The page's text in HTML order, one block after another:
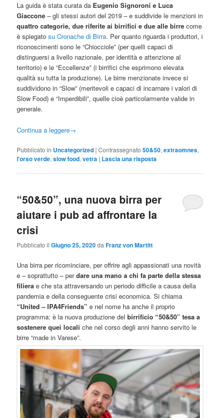
La guida è stata curata da Eugenio Signoroni e Luca
Giaccone – gli stessi autori del 2019 – e suddivide le menzioni in
quattro categorie, due riferite ai birrifici e due alle birrecome
è spiegatosu Cronache di Birra. Per quanto riguarda i produttori, i
riconoscimenti sono le “Chiocciole” (per quelli capaci di
distinguersi a livello nazionale, per identità e attenzione al
territorio) e le “Eccellenze” (i birrifici che esprimono elevata
qualità su tutta la produzione). Le birre menzionate invece si
suddividono in “Slow” (meritevoli e capaci di incarnare i valori di
Slow Food) e “Imperdibili”, quelle cioè particolarmente valide in
generale.
Continua a leggere→
Pubblicato in Uncategorized |Contrassegnato 50&50,extraomnes,
l'orso verde,slow food,vetra | Lascia una risposta
“50&50”, una nuova birra per
aiutare i pub ad affrontare la
crisi
Pubblicato ilGiugno 25, 2020daFranz von Martitt
Una birra per ricominciare, per offrire agli appassionati una novità
e – soprattutto – perdare una mano a chi fa parte della stessa
filiera e che sta attraversando un periodo difficile a causa della
pandemia e della conseguente crisi economica. Si chiama
“United – IPA4Friends” e nel nome ha anche il proprio
programma: è la nuova produzione delbirrificio “50&50” tesa a
sostenere quei locali che nel corso degli anni hanno servito le
birre “made in Varese”.